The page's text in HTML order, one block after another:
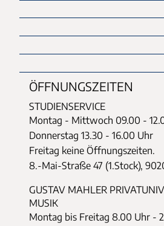
ÖFFNUNGSZEITEN
STUDIENSERVICE
Montag - Mittwoch 09.00 -
Donnerstag 13.30 - 16.00 Uhr
Freitag keine Öffnungszeiten.
8.-Mai-Straße 47 (1.Stock),
GUSTAV MAHLER
MUSIK
Montag bis Freitag 8.00 Uhr -